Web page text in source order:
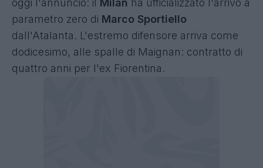
oggi l'annuncio: il Milan ha ufficializzato l'arrivo a
parametro zero di Marco Sportiello
dall'Atalanta. L'estremo difensore arriva come
dodicesimo, alle spalle di Maignan: contratto di
quattro anni per l'ex Fiorentina.